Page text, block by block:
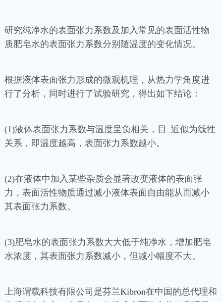
研究纯净水的表面张力系数及加入常见的表面活性物
质肥皂水的表面张力系数分别随温度的变化情况。
根据液体表面张力形成的微观机理，从热力学角度进
行了分析，同时进行了试验研究，得出如下结论：
(1)液体表面张力系数与温度呈负相关，目_近似为线性
关系，即温度越高，表面张力系数越小。
(2)在液体中加入某些杂质会显著改变液体的表面张
力，表面活性物质通过减小液体表面自由能从而减小
其表面张力系数。
(3)肥皂水的表面张力系数大大低于纯净水，增加肥皂
水浓度，其表面张力系数减小，但减小幅度不大。
上海谓载科技有限公司是芬兰Kibron在中国的总代理和